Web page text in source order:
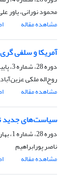
محمود نورانی، یاور
مشاهده مقاله
آمریکا و سلفی
دوره 28، شماره 3، پاییز 1393، صفحه
روح‌اله ملکی
مشاهده مقاله
سیاست‌های جدید
دوره 28، شماره 1، بهار 1393، صفحه
ناصر پورابراهیم
مشاهده مقاله